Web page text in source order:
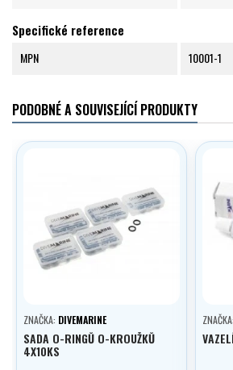
Specifické reference
MPN 10001-1
PODOBNÉ A SOUVISEJÍCÍ PRODUKTY
ZNAČKA: DIVEMARINE
SADA O-RINGŮ O-KROUŽKŮ
4X10KS
ZNAČKA: